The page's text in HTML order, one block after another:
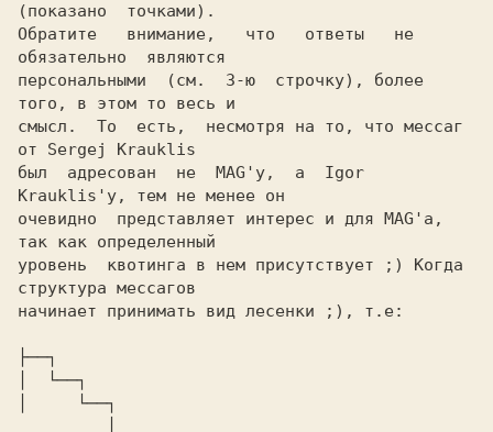
(показано  точками).
Обратите   внимание,   что   ответы   не
обязательно  являются
персональными  (см.  3-ю  строчку), более
того, в этом то весь и
смысл.  То  есть,  несмотря на то, что мессаг
от Sergej Krauklis
был  адресован  не  MAG'у,  а  Igor
Krauklis'у, тем не менее он
очевидно  представляет интерес и для MAG'а,
так как определенный
уровень  квотинга в нем присутствует ;) Когда
структура мессагов
начинает принимать вид лесенки ;), т.е:
├──┐
│  └──┐
│     └──┐